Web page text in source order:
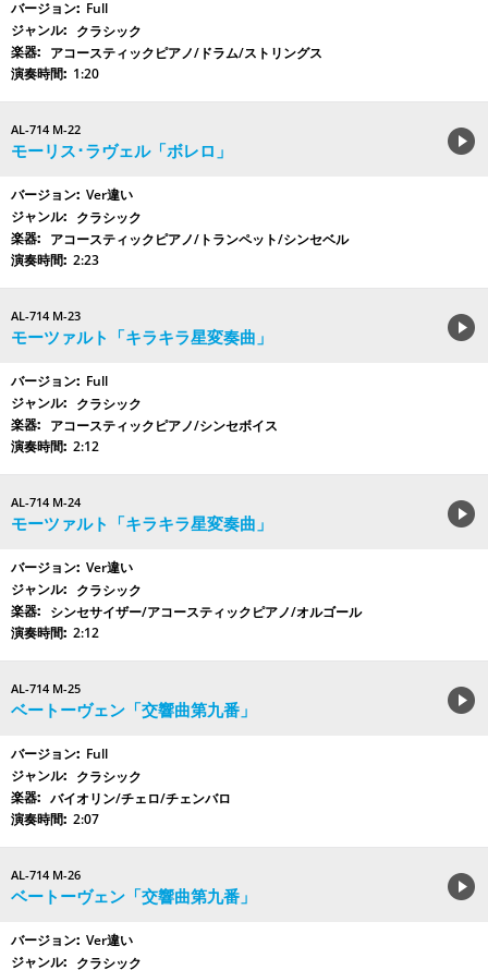
Full
クラシック
アコースティックピアノ/ドラム/ストリングス
1:20
AL-714 M-22
モーリス･ラヴェル「ボレロ」
Ver違い
クラシック
アコースティックピアノ/トランペット/シンセベル
2:23
AL-714 M-23
モーツァルト「キラキラ星変奏曲」
Full
クラシック
アコースティックピアノ/シンセボイス
2:12
AL-714 M-24
モーツァルト「キラキラ星変奏曲」
Ver違い
クラシック
シンセサイザー/アコースティックピアノ/オルゴール
2:12
AL-714 M-25
ベートーヴェン「交響曲第九番」
Full
クラシック
バイオリン/チェロ/チェンバロ
2:07
AL-714 M-26
ベートーヴェン「交響曲第九番」
Ver違い
クラシック